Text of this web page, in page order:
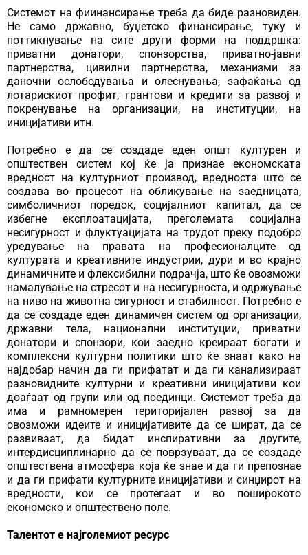
Системот на фиинансирање треба да биде разновиден.
Не само државно, буџетско финансирање, туку и
поттикнување на сите други форми на поддршка:
приватни донатори, спонзорства, приватно-јавни
партнерства, цивилни партнерства, механизми за
даночни ослободувања и олеснувања, зафаќања од
лотарискиот профит, грантови и кредити за развој и
покренување на организации, на институции, на
иницијативи итн.
Потребно е да се создаде еден општ културен и
општествен систем кој ќе ја признае економската
вредност на културниот производ, вредноста што се
создава во процесот на обликување на заедницата,
симболичниот поредок, социјалниот капитал, да се
избегне експлоатацијата, преголемата социјална
несигурност и флуктуацијата на трудот преку подобро
уредување на правата на професионалците од
културата и креативните индустрии, дури и во крајно
динамичните и флексибилни подрачја, што ќе овозможи
намалување на стресот и на несигурноста, и одржување
на ниво на животна сигурност и стабилност. Потребно е
да се создаде еден динамичен систем од организации,
државни тела, национални институции, приватни
донатори и спонзори, кои заедно креираат богати и
комплексни културни политики што ќе знаат како на
најдобар начин да ги прифатат и да ги канализираат
разновидните културни и креативни иницијативи кои
доаѓаат од групи или од поединци. Системот треба да
има и рамномерен територијален развој за да
овозможи идеите и иницијативите да се шират, да се
развиваат, да бидат инспиративни за другите,
интердисциплинарно да се поврзуваат, да се создаде
општествена атмосфера која ќе знае и да ги препознае
и да ги прифати културните иницијативи и синџирот на
вредности, кои се протегаат и во поширокото
економско и општествено поле.
Талентот е најголемиот ресурс